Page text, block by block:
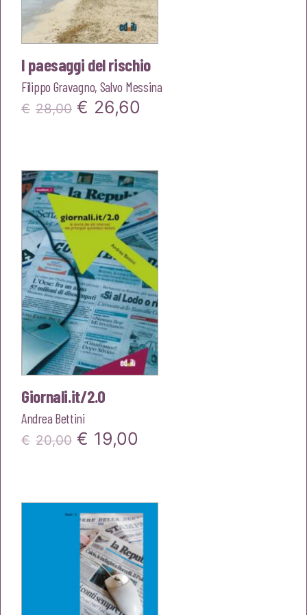
I paesaggi del rischio
Filippo Gravagno, Salvo Messina
€ 28,00 Il
era:
€28,00.
€ 26,60
è:
€26,60.
Giornali.it/2.0
Andrea Bettini
€ 20,00 Il
era:
€20,00.
€ 19,00
è:
€19,00.